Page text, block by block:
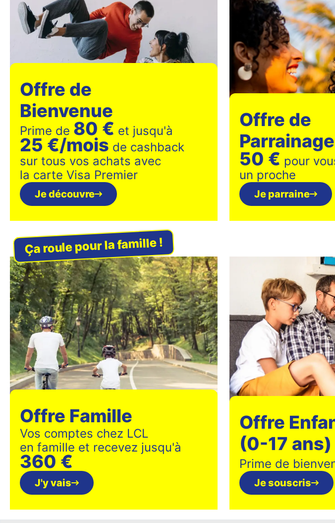
Offre de
Bienvenue
Prime de 80 € et jusqu'à
25 €/mois de cashback
sur tous vos achats avec
la carte Visa Premier
Je découvre
Offre de
Parrainage
50 € pour
un proche
Je parraine
Ça roule pour la famille !
Offre Famille
Vos comptes chez LCL
en famille et recevez jusqu'à
360 €
J'y vais
Offre
(0-17 ans)
Prime de
Je souscris